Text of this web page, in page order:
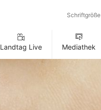
Schriftgröße
Landtag Live Mediathek